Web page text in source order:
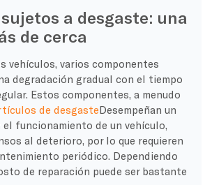
a desgaste: una
de cerca
vehículos, varios componentes
degradación gradual con el tiempo
Estos componentes, a menudo
de desgasteDesempeñan un
funcionamiento de un vehículo,
al deterioro, por lo que requieren
periódico. Dependiendo
de reparación puede ser bastante